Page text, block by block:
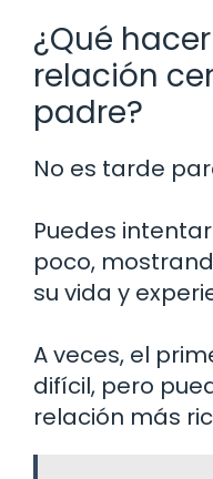
¿Qué
relación
padre?
No es tarde
Puedes
poco,
su vida y
A veces, el
difícil, pero
relación más